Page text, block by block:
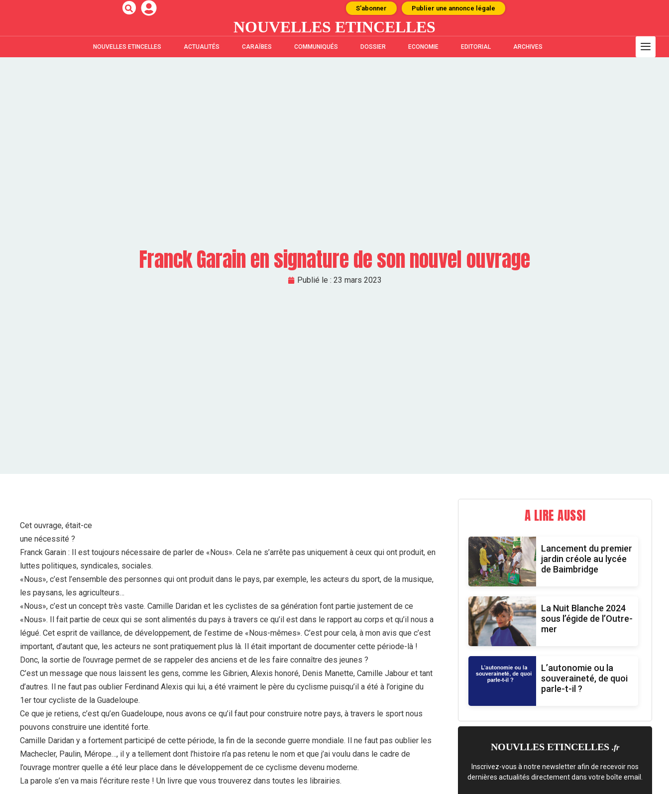
S'abonner Publier une annonce légale
NOUVELLES ETINCELLES
NOUVELLES ETINCELLES ACTUALITÉS CARAÏBES COMMUNIQUÉS DOSSIER ECONOMIE EDITORIAL ARCHIVES
Franck Garain en signature de son nouvel ouvrage
Publié le : 23 mars 2023
Cet ouvrage, était-ce
une nécessité ?
Franck Garain : Il est toujours nécessaire de parler de «Nous». Cela ne s’arrête pas uniquement à ceux qui ont produit, en
luttes politiques, syndicales, sociales.
«Nous», c’est l’ensemble des personnes qui ont produit dans le pays, par exemple, les acteurs du sport, de la musique,
les paysans, les agriculteurs…
«Nous», c’est un concept très vaste. Camille Daridan et les cyclistes de sa génération font partie justement de ce
«Nous». Il fait partie de ceux qui se sont alimentés du pays à travers ce qu’il est dans le rapport au corps et qu’il nous a
légué. Cet esprit de vaillance, de développement, de l’estime de «Nous-mêmes». C’est pour cela, à mon avis que c’est
important, d’autant que, les acteurs ne sont pratiquement plus là. Il était important de documenter cette période-là !
Donc, la sortie de l’ouvrage permet de se rappeler des anciens et de les faire connaître des jeunes ?
C’est un message que nous laissent les gens, comme les Gibrien, Alexis honoré, Denis Manette, Camille Jabour et tant
d’autres. Il ne faut pas oublier Ferdinand Alexis qui lui, a été vraiment le père du cyclisme puisqu’il a été à l’origine du
1er tour cycliste de la Guadeloupe.
Ce que je retiens, c’est qu’en Guadeloupe, nous avons ce qu’il faut pour construire notre pays, à travers le sport nous
pouvons construire une identité forte.
Camille Daridan y a fortement participé de cette période, la fin de la seconde guerre mondiale. Il ne faut pas oublier les
Machecler, Paulin, Mérope…, il y a tellement dont l’histoire n’a pas retenu le nom et que j’ai voulu dans le cadre de
l’ouvrage montrer quelle a été leur place dans le développement de ce cyclisme devenu moderne.
La parole s’en va mais l’écriture reste ! Un livre que vous trouverez dans toutes les librairies.
A LIRE AUSSI
Lancement du premier
jardin créole au lycée
de Baimbridge
La Nuit Blanche 2024
sous l’égide de l’Outre-
mer
L’autonomie ou la
souveraineté, de quoi
parle-t-il ?
NOUVLLES ETINCELLES .fr
Inscrivez-vous à notre newsletter afin de recevoir nos
dernières actualités directement dans votre boîte email.